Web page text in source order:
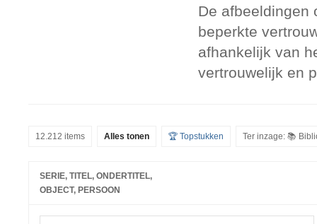
De afbeeldingen
beperkte
afhankelijk van
vertrouwelijk en
12.212 items Alles tonen 🏆 Topstukken Ter inzage: 📚
SERIE, TITEL, ONDERTITEL,
OBJECT, PERSOON